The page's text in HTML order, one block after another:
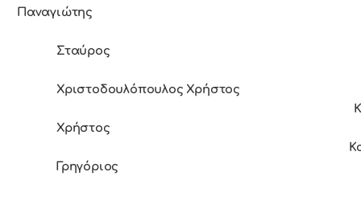
Παναγιώτης
Σταύρος
Χριστοδουλόπουλος Χρήστος
Χρήστος
Γρηγόριος